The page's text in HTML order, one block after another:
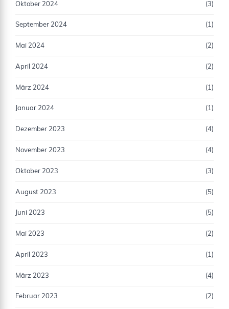
Oktober 2024 (3)
September 2024 (1)
Mai 2024 (2)
April 2024 (2)
März 2024 (1)
Januar 2024 (1)
Dezember 2023 (4)
November 2023 (4)
Oktober 2023 (3)
August 2023 (5)
Juni 2023 (5)
Mai 2023 (2)
April 2023 (1)
März 2023 (4)
Februar 2023 (2)